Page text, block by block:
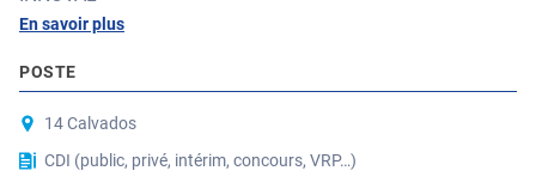
En savoir plus
POSTE
14 Calvados
CDI (public, privé, intérim, concours, VRP…)